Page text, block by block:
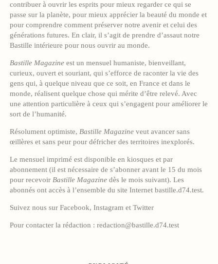
contribuer à ouvrir les esprits pour mieux regarder ce qui se
passe sur la planète, pour mieux apprécier la beauté du monde et
pour comprendre comment préserver notre avenir et celui des
générations futures. En clair, il s’agit de prendre d’assaut notre
Bastille intérieure pour nous ouvrir au monde.
Bastille Magazine est un mensuel humaniste, bienveillant,
curieux, ouvert et souriant, qui s’efforce de raconter la vie des
gens qui, à quelque niveau que ce soit, en France et dans le
monde, réalisent quelque chose qui mérite d’être relevé. Avec
une attention particulière à ceux qui s’engagent pour améliorer le
sort de l’humanité.
Résolument optimiste, Bastille Magazine veut avancer sans
œillères et sans peur pour défricher des territoires inexplorés.
Le mensuel imprimé est disponible en kiosques et par
abonnement (il est nécessaire de s’abonner avant le 15 du mois
pour recevoir Bastille Magazine dès le mois suivant). Les
abonnés ont accès à l’ensemble du site Internet bastille.d74.test.
Suivez nous sur Facebook, Instagram et Twitter
Pour contacter la rédaction : redaction@bastille.d74.test